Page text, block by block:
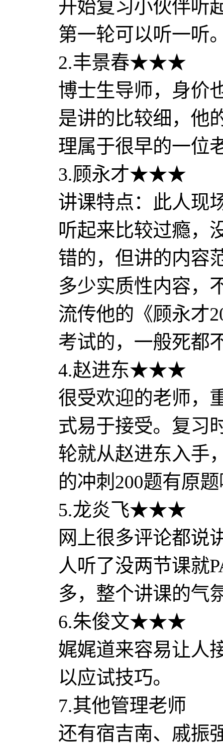
开始复习小伙伴听
第一轮可以听一听
2.丰景春★★★
博士生导师，身价
是讲的比较细，他
理属于很早的一位
3.顾永才★★★
讲课特点：此人现
听起来比较过瘾，
错的，但讲的内容
多少实质性内容，
流传他的《顾永才
考试的，一般死都
4.赵进东★★★
很受欢迎的老师，
式易于接受。复习
轮就从赵进东入手
的冲刺200题有原
5.龙炎飞★★★
网上很多评论都说
人听了没两节课就
多，整个讲课的气
6.朱俊文★★★
娓娓道来容易让人
以应试技巧。
7.其他管理老师
还有宿吉南、戚振